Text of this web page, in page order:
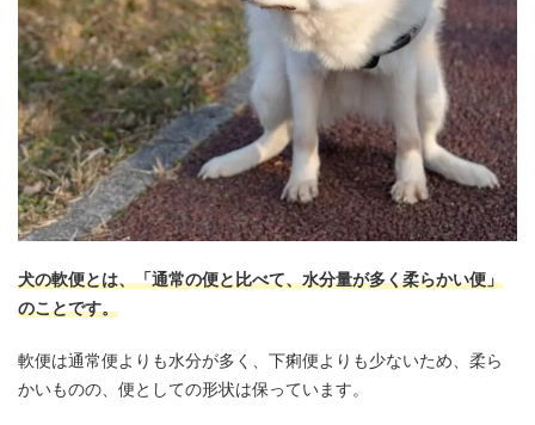
犬の軟便とは、「通常の便と比べて、水分量が多く柔らかい便」
のことです。
軟便は通常便よりも水分が多く、下痢便よりも少ないため、柔ら
かいものの、便としての形状は保っています。